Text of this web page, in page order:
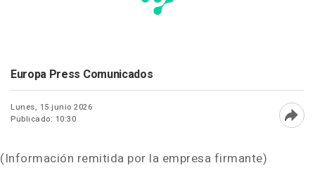
Europa Press Comunicados
Lunes, 15 junio 2026
Publicado: 10:30
(Información remitida por la empresa firmante)